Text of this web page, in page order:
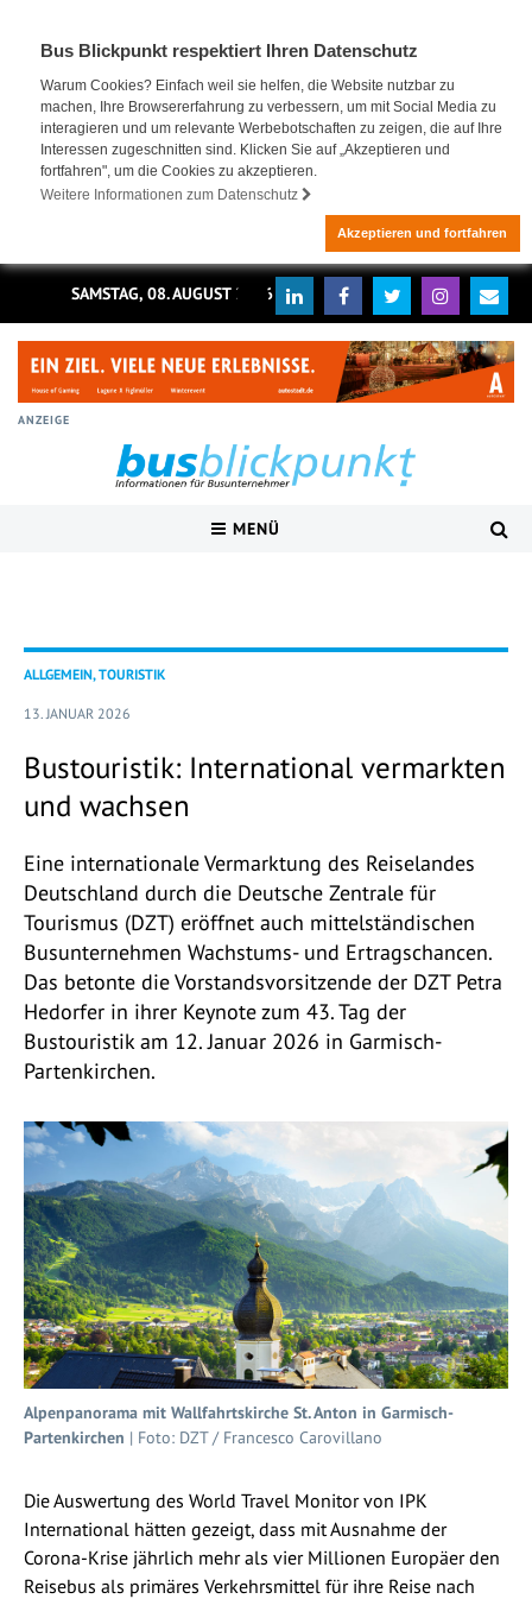
Bus Blickpunkt respektiert Ihren Datenschutz
Warum Cookies? Einfach weil sie helfen, die Website nutzbar zu
machen, Ihre Browsererfahrung zu verbessern, um mit Social Media zu
interagieren und um relevante Werbebotschaften zu zeigen, die auf Ihre
Interessen zugeschnitten sind. Klicken Sie auf „Akzeptieren und
fortfahren", um die Cookies zu akzeptieren.
Weitere Informationen zum Datenschutz
Akzeptieren und fortfahren
SAMSTAG, 08. AUGUST 2026
ANZEIGE
MENÜ
ALLGEMEIN, TOURISTIK
13. JANUAR 2026
Bustouristik: International vermarkten
und wachsen
Eine internationale Vermarktung des Reiselandes
Deutschland durch die Deutsche Zentrale für
Tourismus (DZT) eröffnet auch mittelständischen
Busunternehmen Wachstums- und Ertragschancen.
Das betonte die Vorstandsvorsitzende der DZT Petra
Hedorfer in ihrer Keynote zum 43. Tag der
Bustouristik am 12. Januar 2026 in Garmisch-
Partenkirchen.
Alpenpanorama mit Wallfahrtskirche St. Anton in Garmisch-
Partenkirchen | Foto: DZT / Francesco Carovillano
Die Auswertung des World Travel Monitor von IPK
International hätten gezeigt, dass mit Ausnahme der
Corona-Krise jährlich mehr als vier Millionen Europäer den
Reisebus als primäres Verkehrsmittel für ihre Reise nach